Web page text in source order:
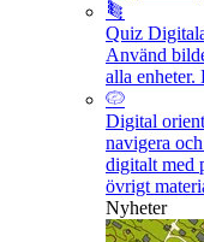
Quiz
Använd
alla
Digital
navigera
digitalt med
övrigt
Nyheter